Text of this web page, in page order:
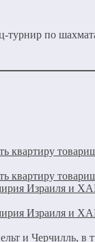
турнир по
квартиру
квартиру
Израиля и
Израиля и